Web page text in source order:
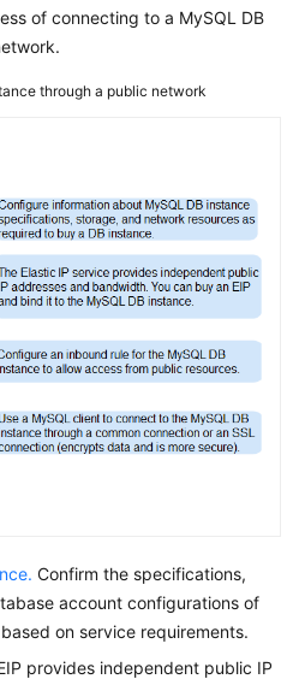
of connecting to a MySQL DB
through a public network
Confirm the specifications,
account configurations of
on service requirements.
provides independent public IP